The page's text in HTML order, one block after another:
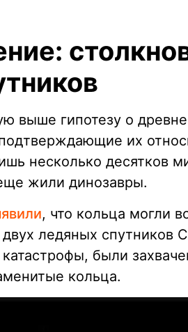
выше гипотезу о
их
несколько десятков
жили динозавры.
, что кольца могли
ледяных спутников
были
кольца.